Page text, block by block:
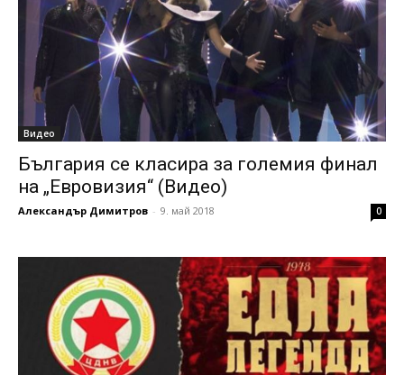
Видео
България се класира за големия финал
на „Евровизия“ (Видео)
Александър Димитров - 9. май 2018 0